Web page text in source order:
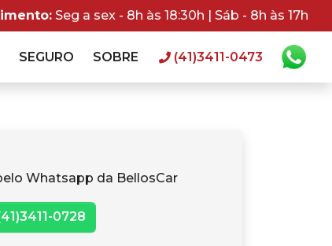
Seg a sex - 8h às 18:30h | Sáb - 8h às 17h
SEGURO SOBRE (41)3411-0473
Whatsapp da BellosCar
0728